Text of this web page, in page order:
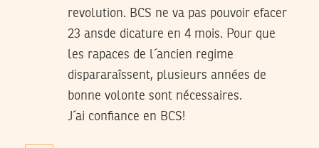
revolution. BCS ne va pas pouvoir efacer
23 ansde dicature en 4 mois. Pour que
les rapaces de l´ancien regime
dispararaîssent, plusieurs années de
bonne volonte sont nécessaires.
J´ai confiance en BCS!